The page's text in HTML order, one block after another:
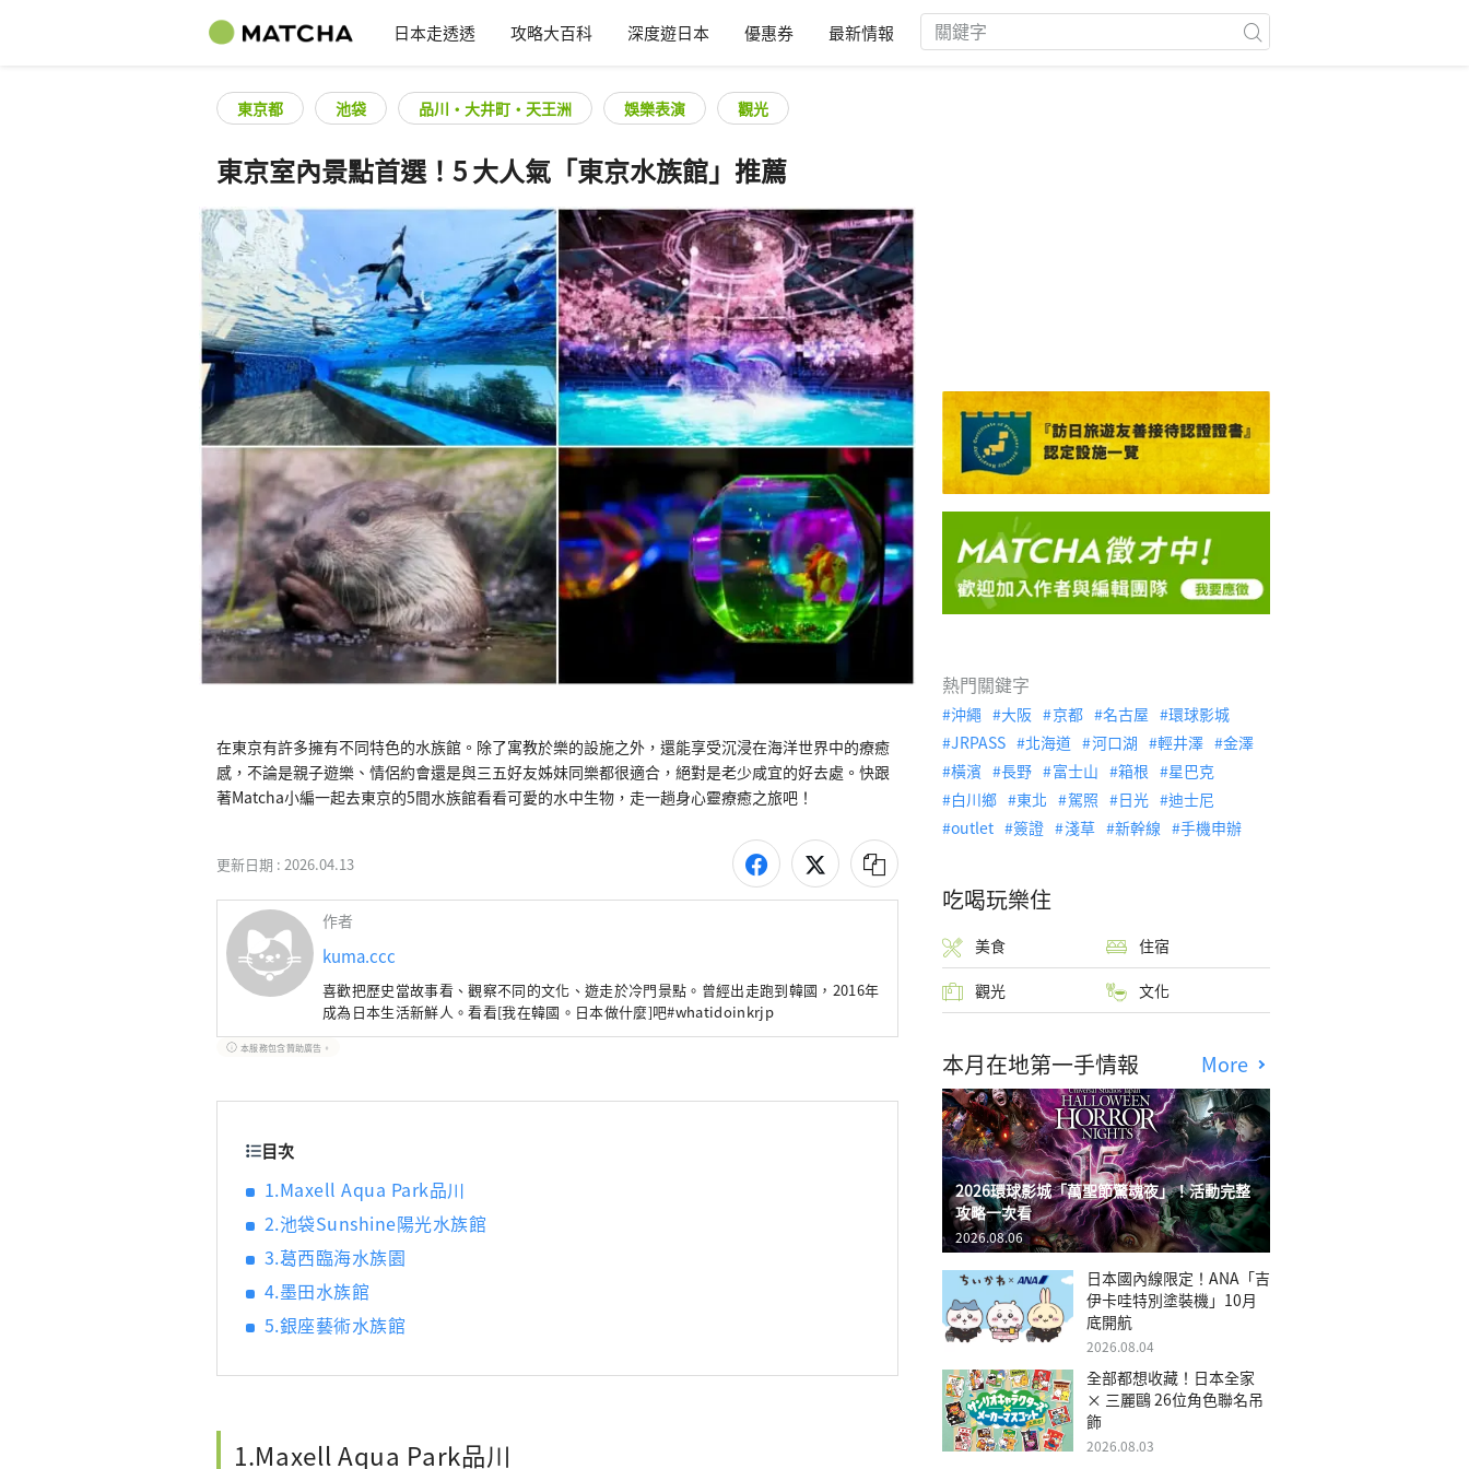
日本走透透 攻略大百科 深度遊日本 優惠券 最新情報
東京都 池袋 品川・大井町・天王洲 娛樂表演 觀光
東京室內景點首選！5 大人氣「東京水族館」推薦
在東京有許多擁有不同特色的水族館。除了寓教於樂的設施之外，還能享受沉浸在海洋世界中的療癒
感，不論是親子遊樂、情侶約會還是與三五好友姊妹同樂都很適合，絕對是老少咸宜的好去處。快跟
著Matcha小編一起去東京的5間水族館看看可愛的水中生物，走一趟身心靈療癒之旅吧！
更新日期 : 2026.04.13
作者
kuma.ccc
喜歡把歷史當故事看、觀察不同的文化、遊走於冷門景點。曾經出走跑到韓國，2016年
成為日本生活新鮮人。看看[我在韓國。日本做什麼]吧#whatidoinkrjp
本服務包含贊助廣告。
目次
1.Maxell Aqua Park品川
2.池袋Sunshine陽光水族館
3.葛西臨海水族園
4.墨田水族館
5.銀座藝術水族館
1.Maxell Aqua Park品川
熱門關鍵字
沖繩 大阪 京都 名古屋
環球影城
JRPASS
北海道 河口湖 輕井澤
金澤
橫濱
長野 富士山 箱根
星巴克
白川鄉
東北 駕照 日光
迪士尼
outlet
簽證 淺草 新幹線 手機申辦
吃喝玩樂住
美食 住宿
觀光 文化
本月在地第一手情報 More
2026環球影城「萬聖節驚魂夜」！活動完整
攻略一次看
2026.08.06
日本國內線限定！ANA「吉
伊卡哇特別塗裝機」10月
底開航
2026.08.04
全部都想收藏！日本全家
× 三麗鷗 26位角色聯名吊
飾
2026.08.03